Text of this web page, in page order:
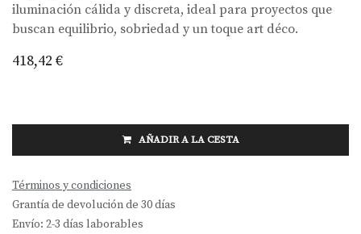
iluminación cálida y discreta, ideal para proyectos que
buscan equilibrio, sobriedad y un toque art déco.
418,42 €
AÑADIR A LA CESTA
Términos y condiciones
Grantía de devolución de 30 días
Envío: 2-3 días laborables